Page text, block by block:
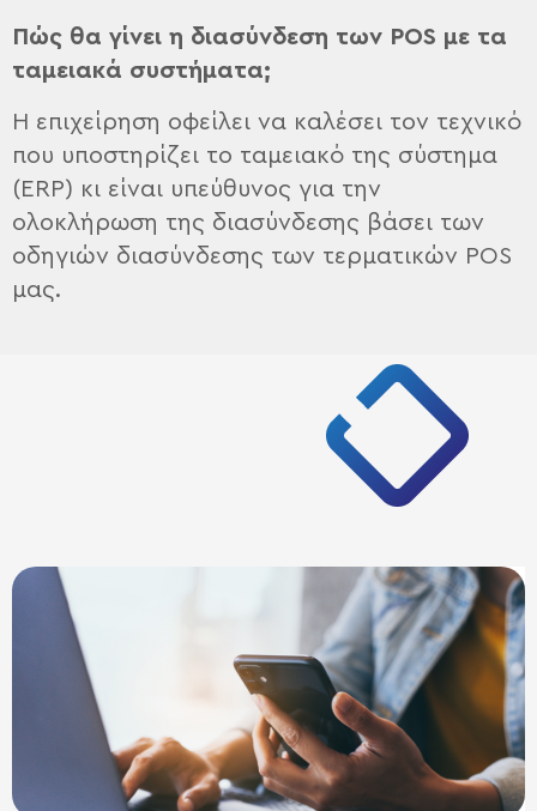
Πώς θα γίνει η διασύνδεση των POS με τα
ταμειακά συστήματα;
Η επιχείρηση οφείλει να καλέσει τον τεχνικό
που υποστηρίζει το ταμειακό της σύστημα
(ERP) κι είναι υπεύθυνος για την
ολοκλήρωση της διασύνδεσης βάσει των
οδηγιών διασύνδεσης των τερματικών POS
μας.